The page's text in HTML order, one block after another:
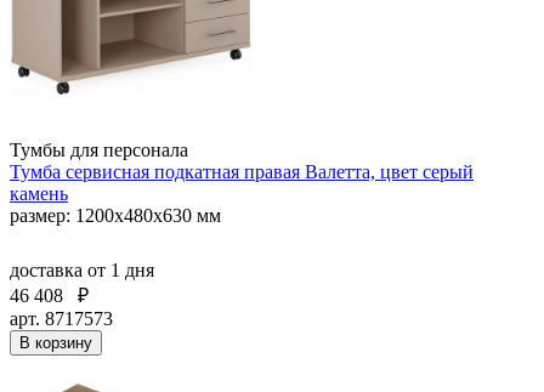
Тумбы для персонала
Тумба сервисная подкатная правая Валетта, цвет серый
камень
размер: 1200x480x630 мм
доставка от 1 дня
46 408
₽
арт. 8717573
В корзину